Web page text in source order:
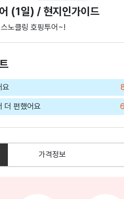
(1일) / 현지인가이드
노클링 호핑투어~!
요
더 편했어요
가격정보